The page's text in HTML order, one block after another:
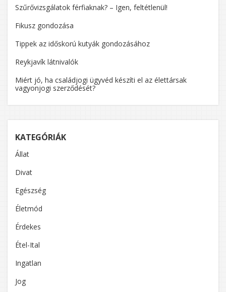
Szűrővizsgálatok férfiaknak? – Igen, feltétlenül!
Fikusz gondozása
Tippek az időskorú kutyák gondozásához
Reykjavík látnivalók
Miért jó, ha családjogi ügyvéd készíti el az élettársak
vagyonjogi szerződését?
KATEGÓRIÁK
Állat
Divat
Egészség
Életmód
Érdekes
Étel-Ital
Ingatlan
Jog